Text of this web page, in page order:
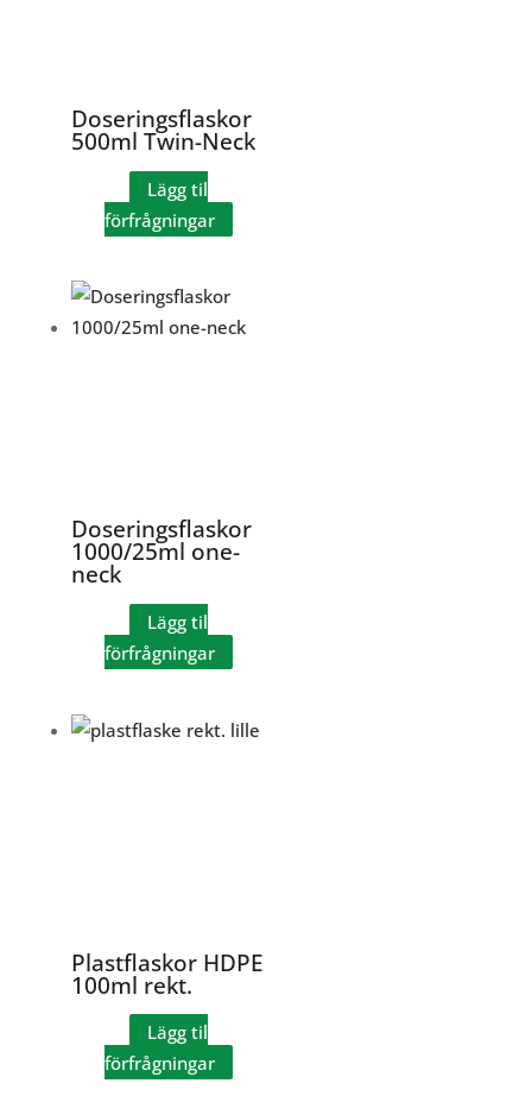
Doseringsflaskor
500ml Twin-Neck
Lägg til
förfrågningar
Doseringsflaskor
1000/25ml one-
neck
Lägg til
förfrågningar
Plastflaskor HDPE
100ml rekt.
Lägg til
förfrågningar